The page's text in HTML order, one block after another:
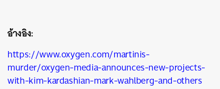
อ้างอิง:
https://www.oxygen.com/martinis-
murder/oxygen-media-announces-new-projects-
with-kim-kardashian-mark-wahlberg-and-others